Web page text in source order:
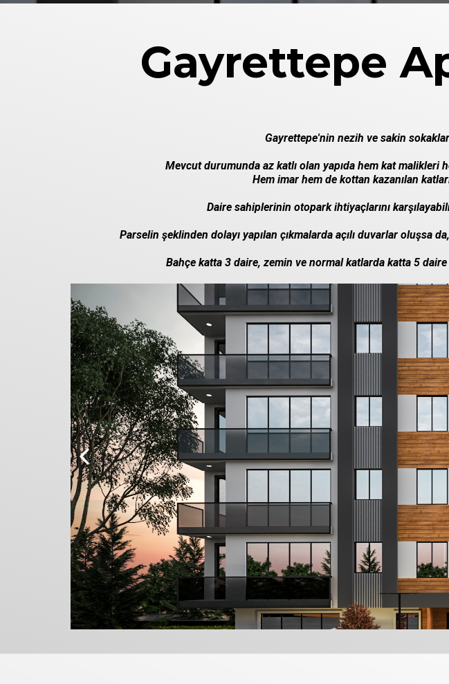
Gayrettepe
Gayrettepe'nin nezih ve sakin
Mevcut durumunda az katlı olan yapıda hem kat malikleri
Hem imar hem de kottan kazanılan
Daire sahiplerinin otopark ihtiyaçlarını
Parselin şeklinden dolayı yapılan çıkmalarda açılı duvarlar oluşsa
Bahçe katta 3 daire, zemin ve normal katlarda katta 5